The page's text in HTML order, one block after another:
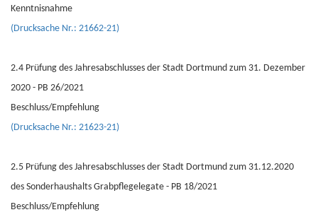
Kenntnisnahme
(Drucksache Nr.: 21662-21)
2.4 Prüfung des Jahresabschlusses der Stadt Dortmund zum 31. Dezember
2020 - PB 26/2021
Beschluss/Empfehlung
(Drucksache Nr.: 21623-21)
2.5 Prüfung des Jahresabschlusses der Stadt Dortmund zum 31.12.2020
des Sonderhaushalts Grabpflegelegate - PB 18/2021
Beschluss/Empfehlung